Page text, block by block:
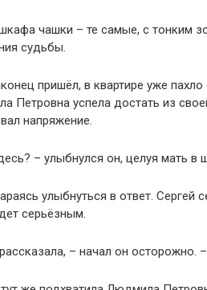
чашки – те самые, с тонким
судьбы.
пришёл, в квартире уже
Петровна успела достать из
напряжение.
– улыбнулся он, целуя мать в
улыбнуться в ответ.
серьёзным.
– начал он осторожно.